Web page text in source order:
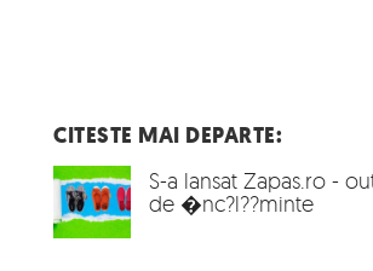
CITESTE MAI DEPARTE:
S-a lansat Zapas.ro -
de �nc?l??minte